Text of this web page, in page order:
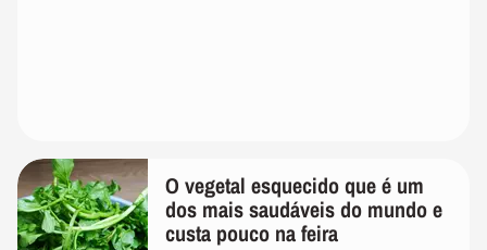
O vegetal esquecido que é um
dos mais saudáveis do mundo e
custa pouco na feira